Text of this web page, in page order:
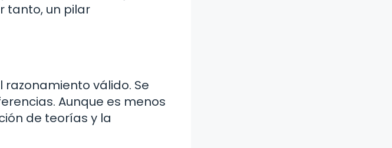
tanto, un pilar
válido. Se
Aunque es menos
de teorías y la